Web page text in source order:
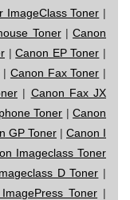
ImageClass Toner |
Toner| Canon
|Canon EP Toner |
| Canon Fax Toner |
| Canon Fax JX
Toner |Canon
GP Toner | Canon I
Imageclass Toner
D Toner |
Toner |